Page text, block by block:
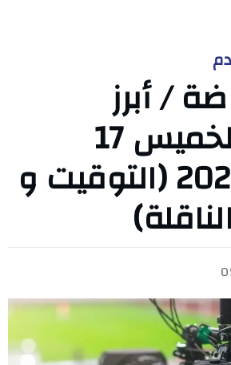
/ أبرز
مباريات الخميس 17
سبتمبر 2020 (التوقيت و